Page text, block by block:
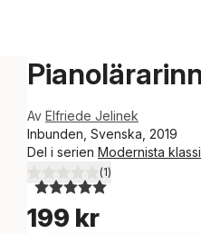
Av Elfriede Jelinek
Inbunden, Svenska, 2019
Del i serien Modernista
5,0utav 5 stjärnor. Totalt antal
(1)
199 kr